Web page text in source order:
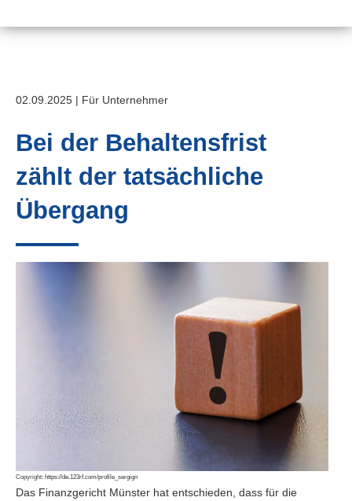
02.09.2025 | Für Unternehmer
Bei der Behaltensfrist
zählt der tatsächliche
Übergang
Copyright: https://de.123rf.com/profile_sergign
Das Finanzgericht Münster hat entschieden, dass für die